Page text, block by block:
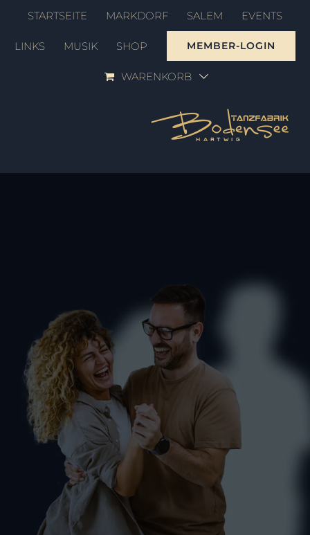
Zum
springen
STARTSEITE MARKDORF SALEM EVENTS
LINKS MUSIK SHOP MEMBER-LOGIN
WARENKORB
Schülertanzkurs
SCHÜLER